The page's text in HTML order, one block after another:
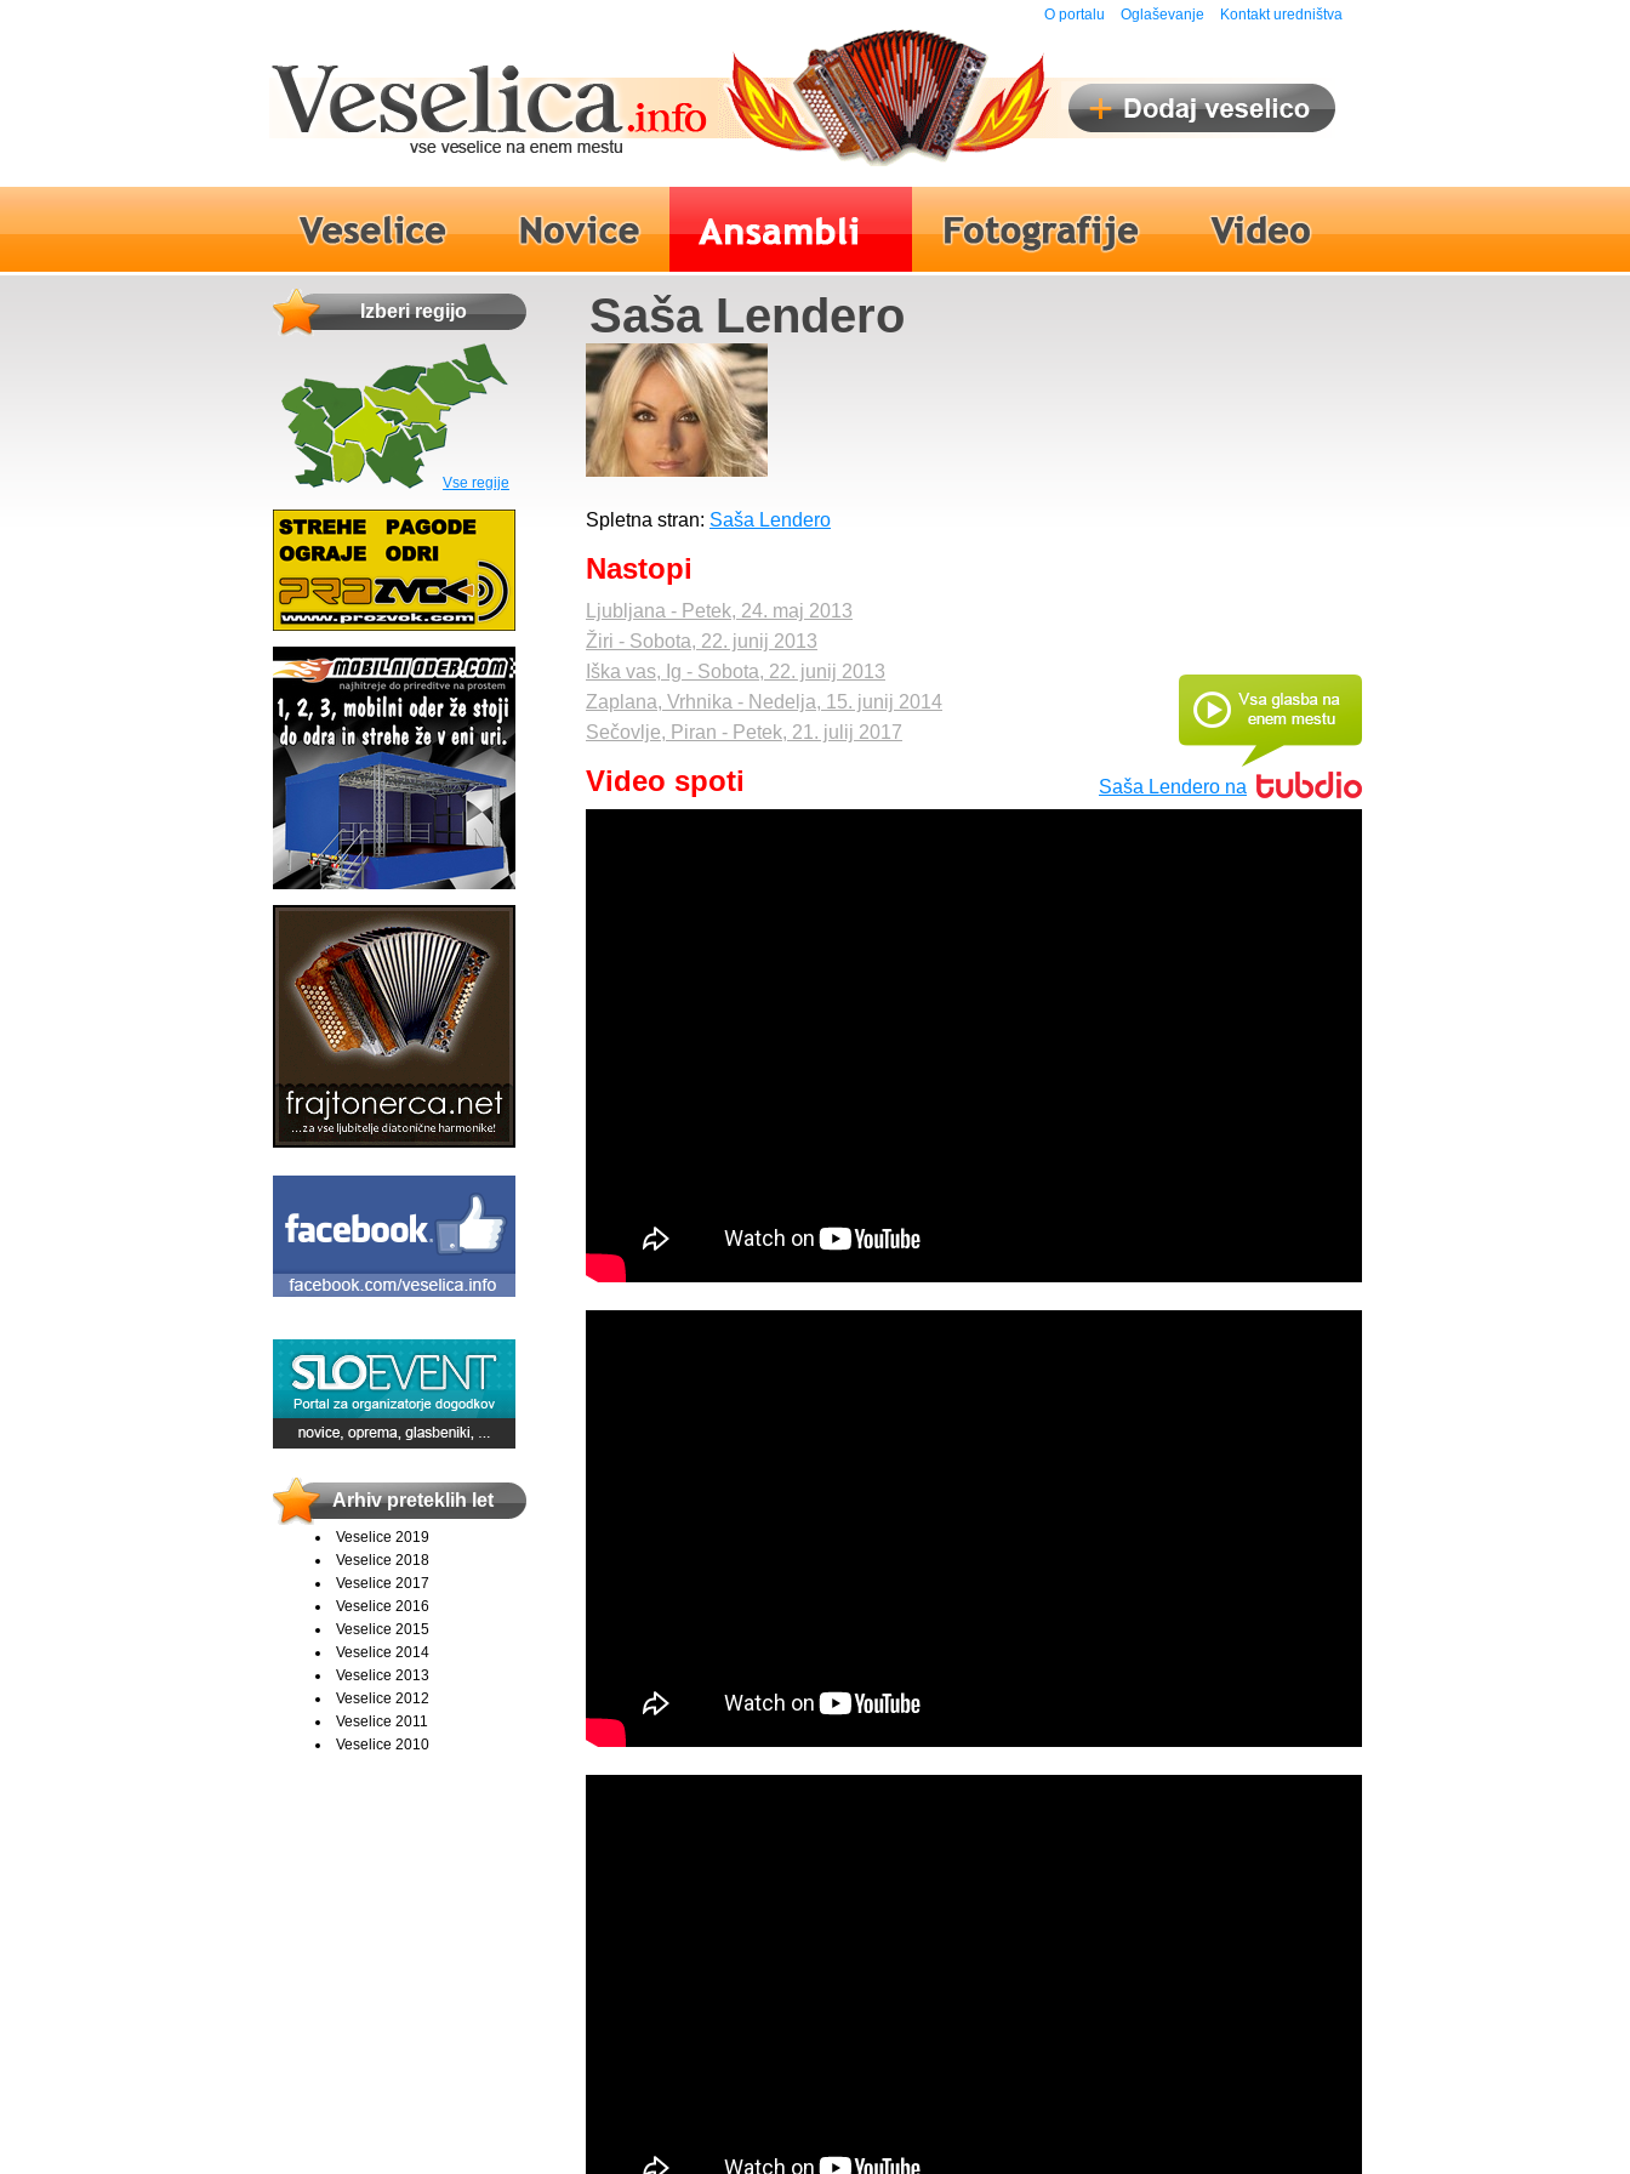
O portalu Oglaševanje Kontakt uredništva
Izberi regijo
Vse regije
Arhiv preteklih let
Veselice 2019
Veselice 2018
Veselice 2017
Veselice 2016
Veselice 2015
Veselice 2014
Veselice 2013
Veselice 2012
Veselice 2011
Veselice 2010
Saša Lendero
Spletna stran: Saša Lendero
Nastopi
Ljubljana - Petek, 24. maj 2013
Žiri - Sobota, 22. junij 2013
Iška vas, Ig - Sobota, 22. junij 2013
Zaplana, Vrhnika - Nedelja, 15. junij 2014
Sečovlje, Piran - Petek, 21. julij 2017
Video spoti Saša Lendero na